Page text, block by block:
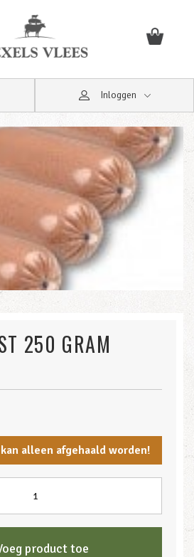
Inloggen
250 GRAM
alleen afgehaald worden!
product toe